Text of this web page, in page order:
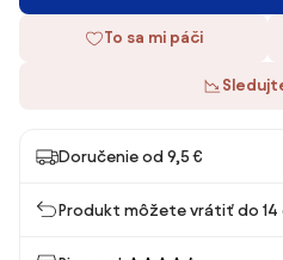
To sa mi páči
Doručenie od 9,5 €
Produkt môžete vrátiť do 14